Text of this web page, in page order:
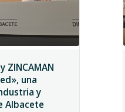
ZINCAMAN
una
y
Albacete